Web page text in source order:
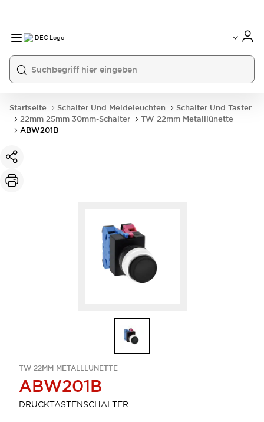
Startseite Schalter Und Meldeleuchten
Schalter Und Taster
22mm 25mm 30mm-Schalter
TW 22mm Metalllünette
ABW201B
TW 22MM METALLLÜNETTE
ABW201B
DRUCKTASTENSCHALTER